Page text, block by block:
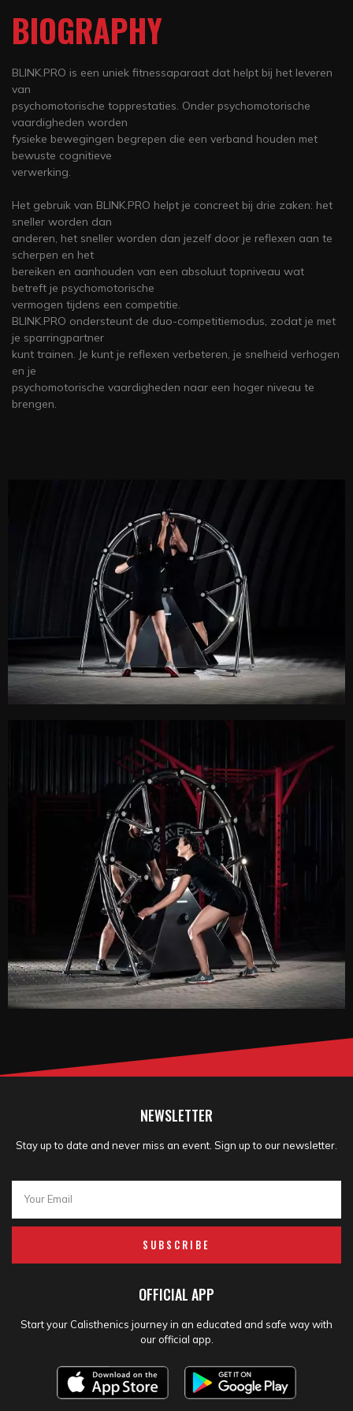
BIOGRAPHY
BLINK.PRO is een uniek fitnessaparaat dat helpt bij het leveren
van
psychomotorische topprestaties. Onder psychomotorische
vaardigheden worden
fysieke bewegingen begrepen die een verband houden met
bewuste cognitieve
verwerking.
Het gebruik van BLINK.PRO helpt je concreet bij drie zaken: het
sneller worden dan
anderen, het sneller worden dan jezelf door je reflexen aan te
scherpen en het
bereiken en aanhouden van een absoluut topniveau wat
betreft je psychomotorische
vermogen tijdens een competitie.
BLINK.PRO ondersteunt de duo-competitiemodus, zodat je met
je sparringpartner
kunt trainen. Je kunt je reflexen verbeteren, je snelheid verhogen
en je
psychomotorische vaardigheden naar een hoger niveau te
brengen.
NEWSLETTER
Stay up to date and never miss an event. Sign up to our newsletter.
SUBSCRIBE
OFFICIAL APP
Start your Calisthenics journey in an educated and safe way with
our official app.